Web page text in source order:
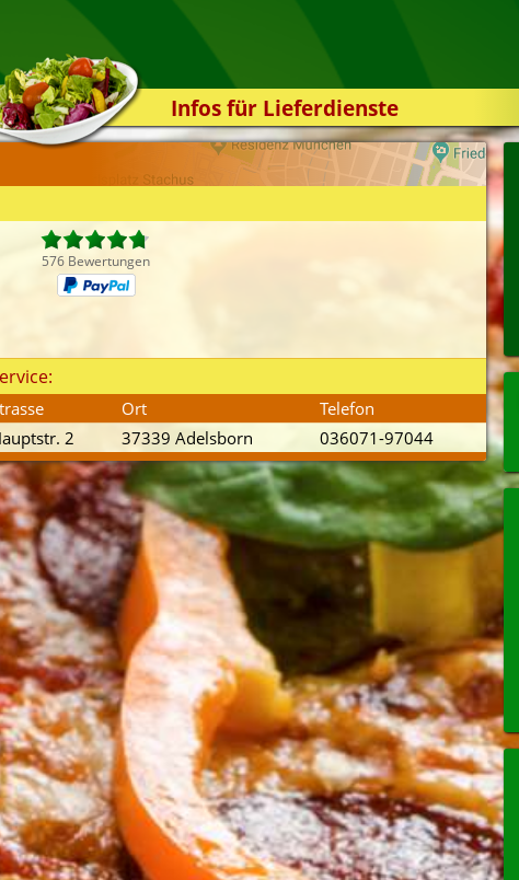
Infos für Lieferdienste
Kassensystem
Zuverlässigkeit
Kontakt
576 Bewertungen
Ort
Telefon
2 37339 Adelsborn 036071-97044